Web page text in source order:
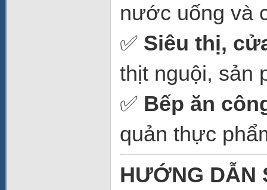
nước uống và
✅ Siêu thị,
thịt nguội, sản
✅ Bếp ăn
quản thực
HƯỚNG DẪN